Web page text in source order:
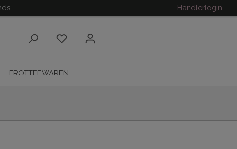
Händlerlogin
FROTTEEWAREN